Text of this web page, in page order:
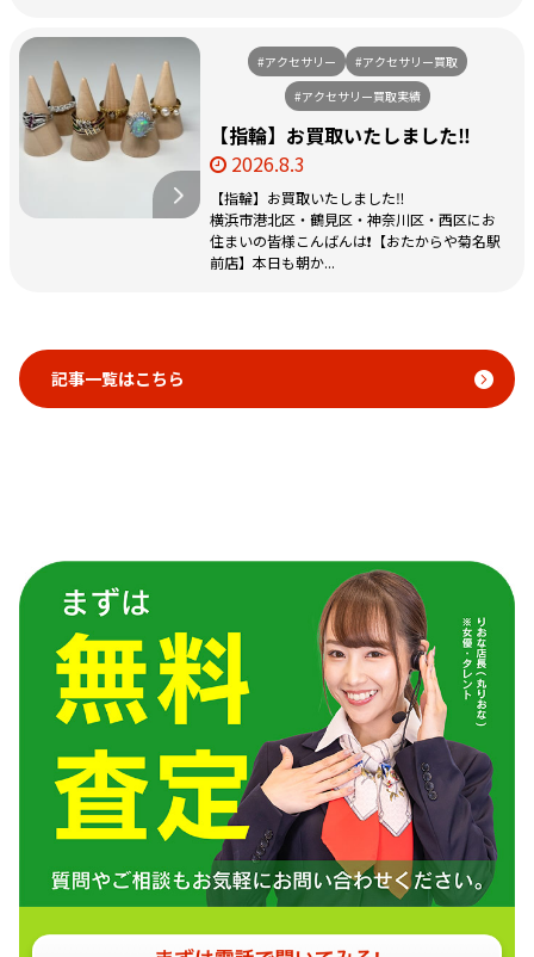
#アクセサリー
#アクセサリー買取
#アクセサリー買取実績
【指輪】お買取いたしました‼️
2026.8.3
【指輪】お買取いたしました‼️
横浜市港北区・鶴見区・神奈川区・西区にお
住まいの皆様こんばんは❗️【おたからや菊名駅
前店】本日も朝か...
記事一覧はこちら